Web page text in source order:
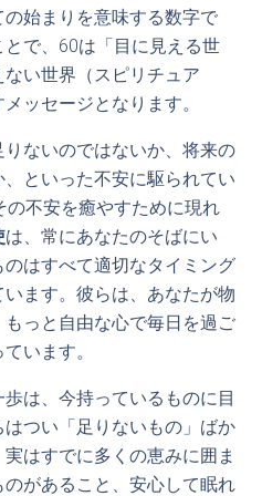
始まりを意味する数字で
で、60は「目に見える世
い世界（スピリチュア
ッセージとなります。
ないのではないか、将来の
といった不安に駆られてい
の不安を癒やすために現れ
は、常にあなたのそばにい
はすべて適切なタイミング
ます。彼らは、あなたが物
っと自由な心で毎日を過ご
います。
は、今持っているものに目
つい「足りないもの」ばか
はすでに多くの恵みに囲ま
があること、安心して眠れ